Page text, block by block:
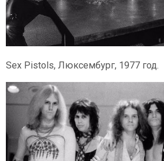
Sex Pistols, Люксембург, 1977 год.